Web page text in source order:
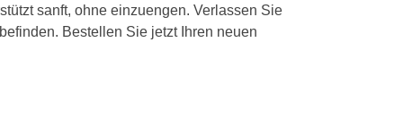
sanft, ohne einzuengen. Verlassen Sie
Bestellen Sie jetzt Ihren neuen